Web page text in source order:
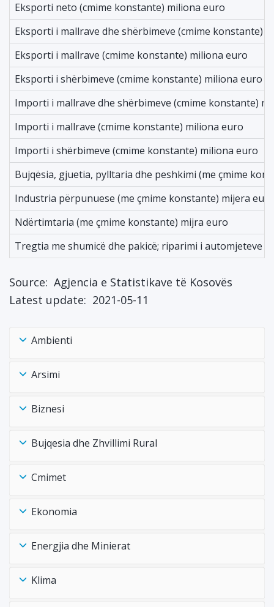
Eksporti neto (cmime konstante) miliona euro
Eksporti i mallrave dhe shërbimeve (cmime konstante)
Eksporti i mallrave (cmime konstante) miliona euro
Eksporti i shërbimeve (cmime konstante) miliona euro
Importi i mallrave dhe shërbimeve (cmime konstante)
Importi i mallrave (cmime konstante) miliona euro
Importi i shërbimeve (cmime konstante) miliona euro
Bujqësia, gjuetia, pylltaria dhe peshkimi (me çmime
Industria përpunuese (me çmime konstante) mijera euro
Ndërtimtaria (me çmime konstante) mijra euro
Tregtia me shumicë dhe pakicë; riparimi i automjeteve
Source: Agjencia e Statistikave të Kosovës
Latest update: 2021-05-11
Ambienti
Arsimi
Biznesi
Bujqesia dhe Zhvillimi Rural
Cmimet
Ekonomia
Energjia dhe Minierat
Klima